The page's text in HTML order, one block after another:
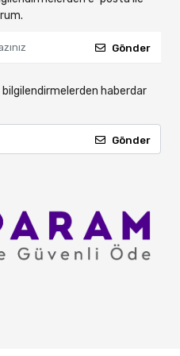
Gönder
haberdar
Gönder